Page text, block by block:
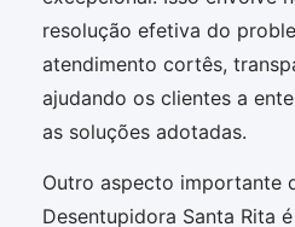
resolução efetiva do
atendimento cortês,
ajudando os clientes a
as soluções adotadas.
Outro aspecto importante
Desentupidora Santa Rita